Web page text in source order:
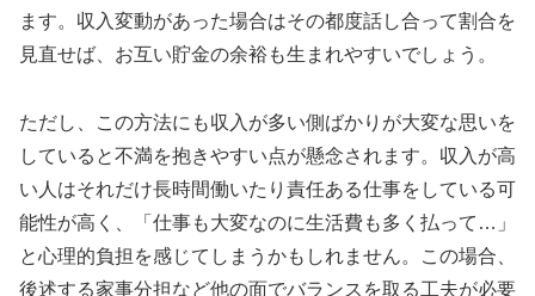
ます。収入変動があった場合はその都度話し合って割合を
見直せば、お互い貯金の余裕も生まれやすいでしょう。
ただし、この方法にも収入が多い側ばかりが大変な思いを
していると不満を抱きやすい点が懸念されます。収入が高
い人はそれだけ長時間働いたり責任ある仕事をしている可
能性が高く、「仕事も大変なのに生活費も多く払って…」
と心理的負担を感じてしまうかもしれません。この場合、
後述する家事分担など他の面でバランスを取る工夫が必要